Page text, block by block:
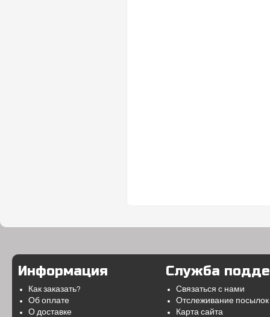
Информация
Как заказать?
Об оплате
О доставке
Служба
Связаться с нами
Отслеживание посылок
Карта сайта